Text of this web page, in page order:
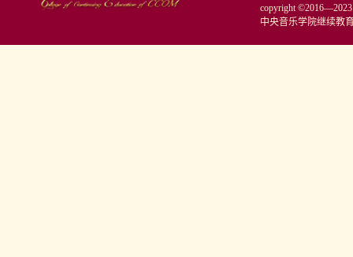
copyright
中央音乐学院继续教